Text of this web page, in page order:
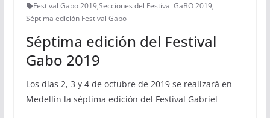
Festival Gabo 2019,Secciones del Festival GaBO 2019,
Séptima edición Festival Gabo
Séptima edición del Festival
Gabo 2019
Los días 2, 3 y 4 de octubre de 2019 se realizará en
Medellín la séptima edición del Festival Gabriel